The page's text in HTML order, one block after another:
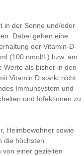
in der Sonne und/oder
Dabei gehen eine
der Vitamin-D-
(100 nmol/L) bzw. am
Werte als bisher in den
Vitamin D stärkt nicht
Immunsystem und
und Infektionen zu
Heimbewohner sowie
die höchsten
von einer gezielten